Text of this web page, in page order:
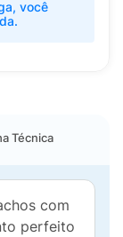
você
Técnica
com
perfeito